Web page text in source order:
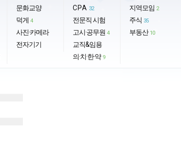
문화교양
덕게 4
사진·카메라
전자기기
CPA 32
전문직 시험
고시·공무원 4
교직&임용
의·치·한·약 9
지역모임 2
주식 35
부동산 10